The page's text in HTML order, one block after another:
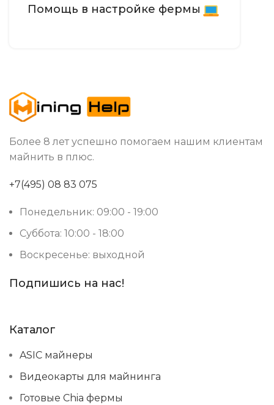
Помощь в настройке фермы
Более 8 лет успешно помогаем нашим клиентам
майнить в плюс.
+7(495) 08 83 075
Понедельник: 09:00 - 19:00
Суббота: 10:00 - 18:00
Воскресенье: выходной
Подпишись на нас!
Каталог
ASIC майнеры
Видеокарты для майнинга
Готовые Chia фермы